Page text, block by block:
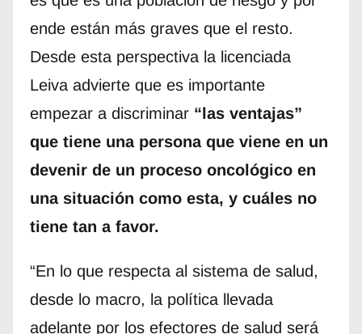
ende están más graves que el resto.
Desde esta perspectiva la licenciada
Leiva advierte que es importante
empezar a discriminar “las ventajas”
que tiene una persona que viene en un
devenir de un proceso oncológico en
una situación como esta, y cuáles no
tiene tan a favor.
“En lo que respecta al sistema de salud,
desde lo macro, la política llevada
adelante por los efectores de salud será